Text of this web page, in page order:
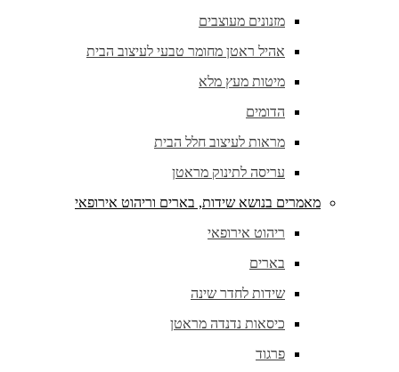
מזנונים מעוצבים
אהיל ראטן מחומר טבעי לעיצוב הבית
מיטות מעץ מלא
הדומים
מראות לעיצוב חלל הבית
עריסה לתינוק מראטן
מאמרים בנושא שידות, בארים וריהוט אירופאי
ריהוט אירופאי
בארים
שידות לחדר שינה
כיסאות נדנדה מראטן
פרגוד